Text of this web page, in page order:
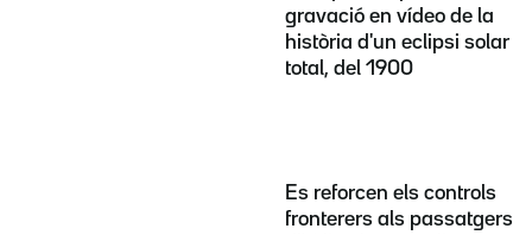
gravació en vídeo de la
història d'un eclipsi solar
total, del 1900
Es reforcen els controls
fronterers als passatgers